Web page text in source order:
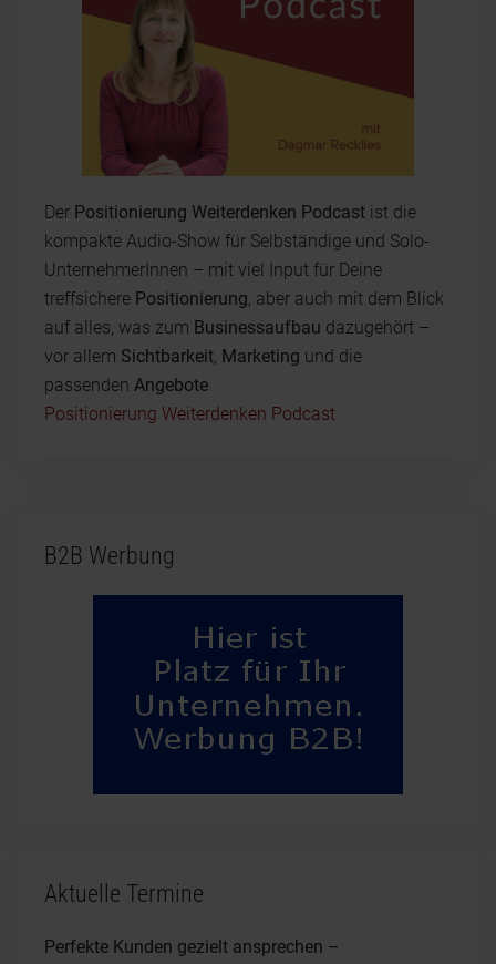
Der Positionierung Weiterdenken Podcast ist die
kompakte Audio-Show für Selbständige und Solo-
UnternehmerInnen – mit viel Input für Deine
treffsichere Positionierung, aber auch mit dem Blick
auf alles, was zum Businessaufbau dazugehört –
vor allem Sichtbarkeit, Marketing und die
passenden Angebote
Positionierung Weiterdenken Podcast
B2B Werbung
Aktuelle Termine
Perfekte Kunden gezielt ansprechen –